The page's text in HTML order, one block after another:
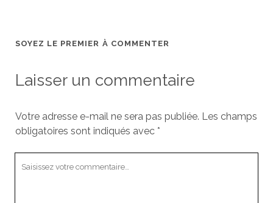
SOYEZ LE PREMIER À COMMENTER
Laisser un commentaire
Votre adresse e-mail ne sera pas publiée. Les champs
obligatoires sont indiqués avec *